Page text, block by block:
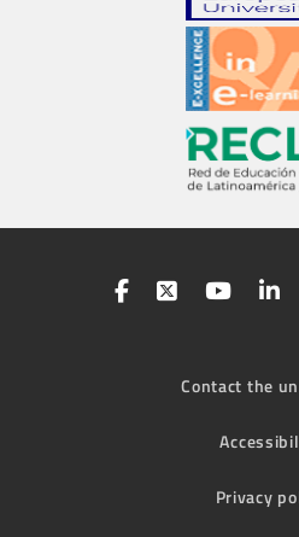
Contact the
Privacy